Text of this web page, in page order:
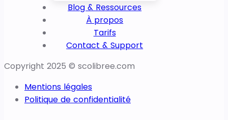
Blog & Ressources
À propos
Tarifs
Contact & Support
Copyright 2025 © scolibree.com
Mentions légales
Politique de confidentialité